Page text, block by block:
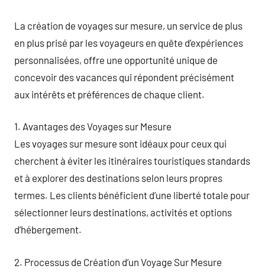
La création de voyages sur mesure, un service de plus
en plus prisé par les voyageurs en quête d’expériences
personnalisées, offre une opportunité unique de
concevoir des vacances qui répondent précisément
aux intérêts et préférences de chaque client.
1. Avantages des Voyages sur Mesure
Les voyages sur mesure sont idéaux pour ceux qui
cherchent à éviter les itinéraires touristiques standards
et à explorer des destinations selon leurs propres
termes. Les clients bénéficient d’une liberté totale pour
sélectionner leurs destinations, activités et options
d’hébergement.
2. Processus de Création d’un Voyage Sur Mesure